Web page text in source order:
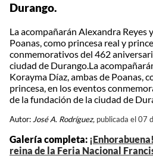
Durango.
La acompañarán Alexandra Reyes
Poanas, como princesa real y
conmemorativos del 462
ciudad de Durango.La
Korayma Díaz, ambas de Poanas,
princesa, en los eventos
de la fundación de la ciudad de
Autor:José A. Rodríguez, publicada el 07
Galería completa:
reina de la Feria Nacional